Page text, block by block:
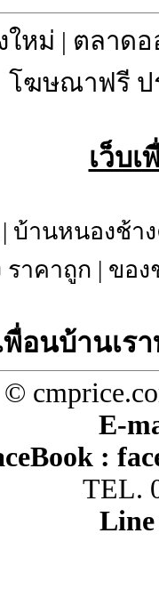
ใหม่ | ตลาด
โฆษณาฟรี ป
เว็บ
| บ้านหนองช้า
ราคาถูก | ของ
พื่อนบ้านเร
©
E-
:
TEL.